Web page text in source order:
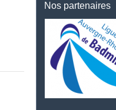
Nos partenaires